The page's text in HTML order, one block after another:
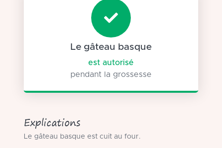
Le gâteau basque
est autorisé
pendant la grossesse
Explications
Le gâteau basque est cuit au four.